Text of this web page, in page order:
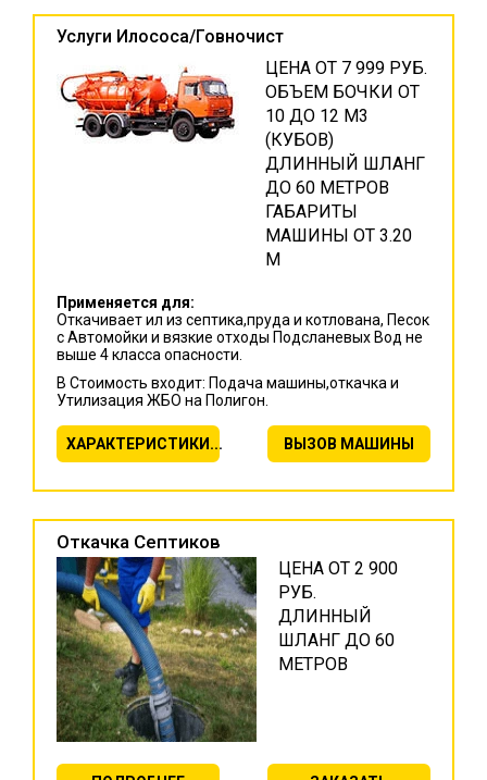
Услуги Илососа/Говночист
ЦЕНА ОТ 7 999 РУБ.
ОБЪЕМ БОЧКИ ОТ
10 ДО 12 М3
(КУБОВ)
ДЛИННЫЙ ШЛАНГ
ДО 60 МЕТРОВ
ГАБАРИТЫ
МАШИНЫ ОТ 3.20
М
Применяется для:
Откачивает ил из септика,пруда и котлована, Песок
с Автомойки и вязкие отходы Подсланевых Вод не
выше 4 класса опасности.
В Стоимость входит: Подача машины,откачка и
Утилизация ЖБО на Полигон.
ХАРАКТЕРИСТИКИ... ВЫЗОВ МАШИНЫ
Откачка Септиков
ЦЕНА ОТ 2 900
РУБ.
ДЛИННЫЙ
ШЛАНГ ДО 60
МЕТРОВ